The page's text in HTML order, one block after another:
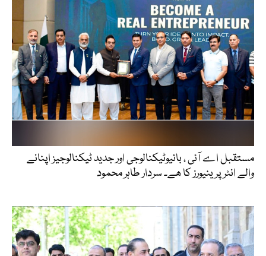
مستقبل اے آئی ، بائیوٹیکنالوجی اور جدید ٹیکنالوجیز اپنانے
والے انٹرپرینیورز کا ھے۔ سردار طاہر محمود